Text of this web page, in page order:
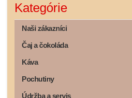
Kategórie
Naši zákazníci
Čaj a čokoláda
Káva
Pochutiny
Údržba a servis